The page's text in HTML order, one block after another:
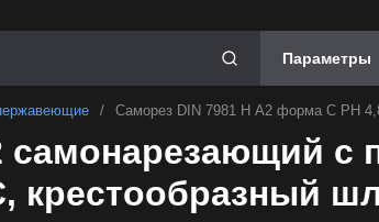
Параметры
/ Саморез DIN 7981 H А2 форма С PH
самонарезающий с
крестообразный